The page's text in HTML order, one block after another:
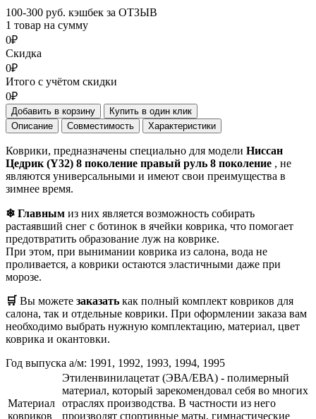
100-300 руб. кэшбек за ОТЗЫВ
1 товар на сумму
0₽
Скидка
0₽
Итого с учётом скидки
0₽
Добавить в корзину
Купить в один клик
Описание
Совместимость Характеристики
Коврики, предназначены специально для модели Ниссан
Цедрик (Y32) 8 поколение правый руль 8 поколение , не
являются универсальными и имеют свои преимущества в
зимнее время.
❄ Главным из них является возможность собирать
растаявший снег с ботинок в ячейки коврика, что помогает
предотвратить образование луж на коврике.
При этом, при вынимании коврика из салона, вода не
проливается, а коврики остаются эластичными даже при
морозе.
🛒 Вы можете заказать как полный комплект ковриков для
салона, так и отдельные коврики. При оформлении заказа вам
необходимо выбрать нужную комплектацию, материал, цвет
коврика и окантовки.
Год выпуска а/м: 1991, 1992, 1993, 1994, 1995
Материал
ковриков
Этиленвинилацетат (ЭВА/ЕВА) - полимерный
материал, который зарекомендовал себя во многих
отраслях производства. В частности из него
производят спортивные маты, гимнастические